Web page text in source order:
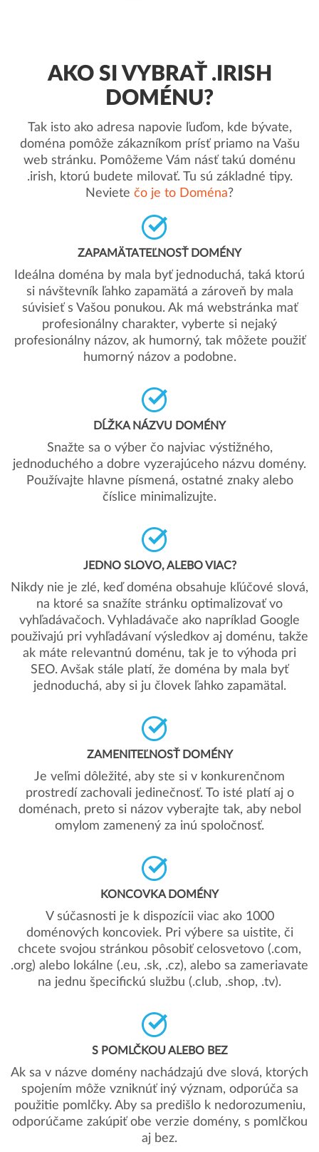
AKO SI VYBRAŤ .IRISH
DOMÉNU?
Tak isto ako adresa napovie ľuďom, kde bývate,
doména pomôže zákazníkom prísť priamo na Vašu
web stránku. Pomôžeme Vám násť takú doménu
.irish, ktorú budete milovať. Tu sú základné tipy.
Neviete čo je to Doména?
ZAPAMÄTATEĽNOSŤ DOMÉNY
Ideálna doména by mala byť jednoduchá, taká ktorú
si návštevník ľahko zapamätá a zároveň by mala
súvisieť s Vašou ponukou. Ak má webstránka mať
profesionálny charakter, vyberte si nejaký
profesionálny názov, ak humorný, tak môžete použiť
humorný názov a podobne.
DĹŽKA NÁZVU DOMÉNY
Snažte sa o výber čo najviac výstižného,
jednoduchého a dobre vyzerajúceho názvu domény.
Používajte hlavne písmená, ostatné znaky alebo
číslice minimalizujte.
JEDNO SLOVO, ALEBO VIAC?
Nikdy nie je zlé, keď doména obsahuje kľúčové slová,
na ktoré sa snažíte stránku optimalizovať vo
vyhľadávačoch. Vyhladávače ako napríklad Google
použivajú pri vyhľadávaní výsledkov aj doménu, takže
ak máte relevantnú doménu, tak je to výhoda pri
SEO. Avšak stále platí, že doména by mala byť
jednoduchá, aby si ju človek ľahko zapamätal.
ZAMENITEĽNOSŤ DOMÉNY
Je veľmi dôležité, aby ste si v konkurenčnom
prostredí zachovali jedinečnosť. To isté platí aj o
doménach, preto si názov vyberajte tak, aby nebol
omylom zamenený za inú spoločnosť.
KONCOVKA DOMÉNY
V súčasnosti je k dispozícii viac ako 1000
doménových koncoviek. Pri výbere sa uistite, či
chcete svojou stránkou pôsobiť celosvetovo (.com,
.org) alebo lokálne (.eu, .sk, .cz), alebo sa zameriavate
na jednu špecifickú službu (.club, .shop, .tv).
S POMLČKOU ALEBO BEZ
Ak sa v názve domény nachádzajú dve slová, ktorých
spojením môže vzniknúť iný význam, odporúča sa
použitie pomlčky. Aby sa predišlo k nedorozumeniu,
odporúčame zakúpiť obe verzie domény, s pomlčkou
aj bez.